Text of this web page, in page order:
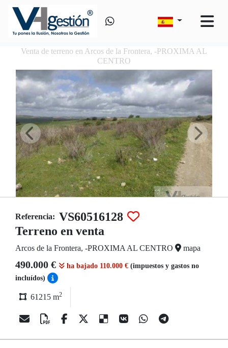
Venta de terreno en Arcos de la Frontera, -PROXIMA AL
CENTRO
Referencia: VS60516128
Terreno en venta
Arcos de la Frontera, -PROXIMA AL CENTRO mapa
490.000 € ha bajado 110.000 € (impuestos y gastos no
incluídos)
61215 m2